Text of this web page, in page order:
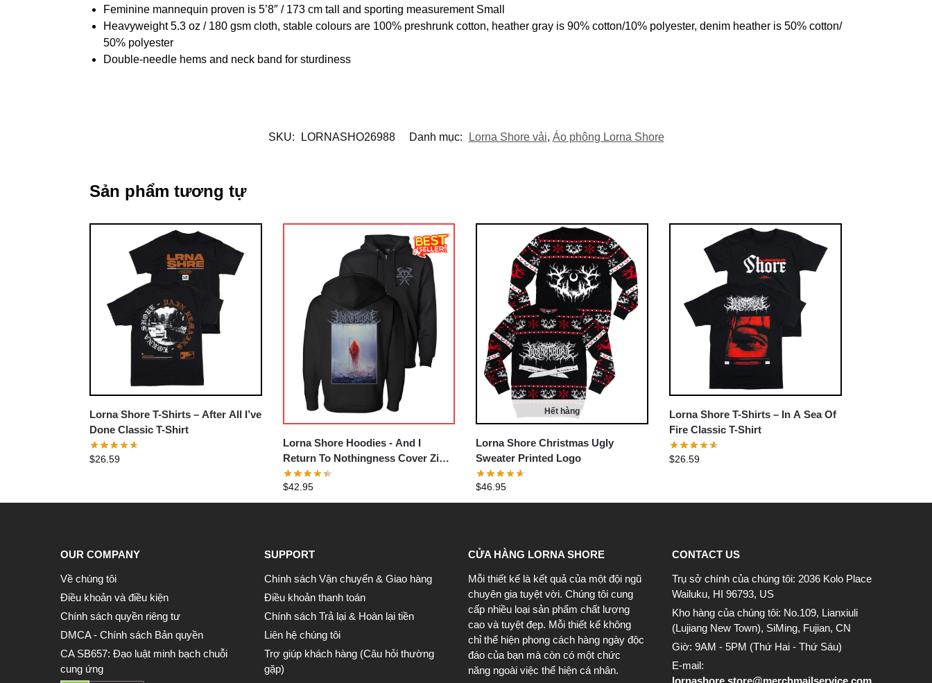
Feminine mannequin proven is 5’8″ / 173 cm tall and sporting measurement Small
Heavyweight 5.3 oz / 180 gsm cloth, stable colours are 100% preshrunk cotton, heather gray is 90% cotton/10% polyester, denim heather is 50% cotton/
50% polyester
Double-needle hems and neck band for sturdiness
SKU: LORNASHO26988 Danh mục: Lorna Shore vải, Áo phông Lorna Shore
Sản phẩm tương tự
Lorna Shore T-Shirts – After All I’ve
Done Classic T-Shirt
$26.59
Lorna Shore Hoodies - And I
Return To Nothingness Cover Zip
Pullover Hoodie
$42.95
Hết hàng
Lorna Shore Christmas Ugly
Sweater Printed Logo
$46.95
Lorna Shore T-Shirts – In A Sea Of
Fire Classic T-Shirt
$26.59
OUR COMPANY
Về chúng tôi
Điều khoản và điều kiện
Chính sách quyền riêng tư
DMCA - Chính sách Bản quyền
CA SB657: Đạo luật minh bạch chuỗi
cung ứng
SUPPORT
Chính sách Vận chuyển & Giao hàng
Điều khoản thanh toán
Chính sách Trả lại & Hoàn lại tiền
Liên hệ chúng tôi
Trợ giúp khách hàng (Câu hỏi thường
gặp)
CỬA HÀNG LORNA SHORE
Mỗi thiết kế là kết quả của một đội ngũ
chuyên gia tuyệt vời. Chúng tôi cung
cấp nhiều loại sản phẩm chất lượng
cao và tuyệt đẹp. Mỗi thiết kế không
chỉ thể hiện phong cách hàng ngày độc
đáo của bạn mà còn có một chức
năng ngoài việc thể hiện cá nhân.
CONTACT US
Trụ sở chính của chúng tôi: 2036 Kolo Place
Wailuku, HI 96793, US
Kho hàng của chúng tôi: No.109, Lianxiuli
(Lujiang New Town), SiMing, Fujian, CN
Giờ: 9AM - 5PM (Thứ Hai - Thứ Sáu)
E-mail:
lornashore.store@merchmailservice.com